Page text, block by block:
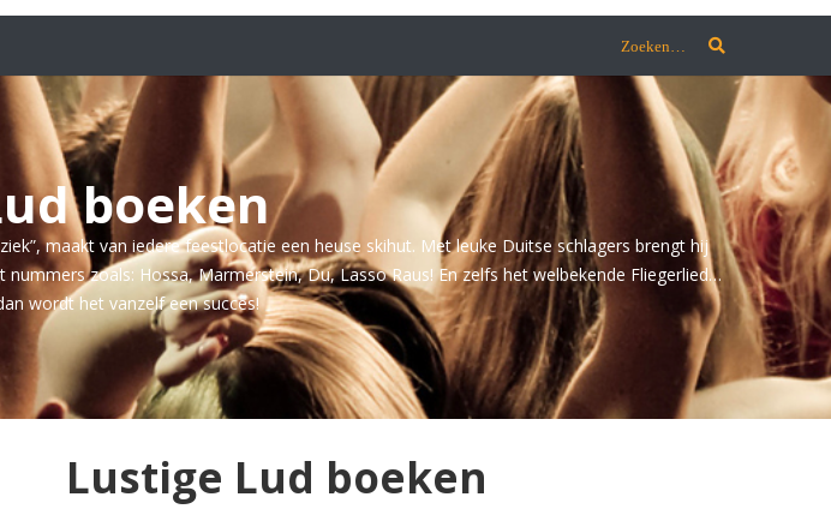
Zoeken…
boeken
maakt van iedere feestlocatie een heuse skihut. Met leuke Duitse schlagers brengt hij
zoals: Hossa, Marmerstein, Du, Lasso Raus! En zelfs het welbekende Fliegerlied…
wordt het vanzelf een succes!
Lustige Lud boeken